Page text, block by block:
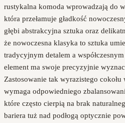
rustykalna komoda wprowadzają do
która przełamuje gładkość
głębi abstrakcyjna sztuka oraz
że nowoczesna klasyka to sztuka
tradycyjnym detalem a
element ma swoje precyzyjnie
Zastosowanie tak wyrazistego
wymaga odpowiedniego
które często cierpią na brak
bariera tuż nad podłogą optycznie